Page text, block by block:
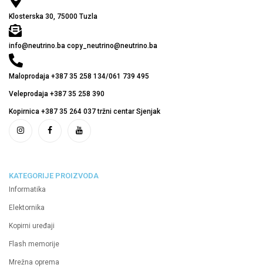
Klosterska 30, 75000 Tuzla
info@neutrino.ba copy_neutrino@neutrino.ba
Maloprodaja +387 35 258 134/061 739 495
Veleprodaja +387 35 258 390
Kopirnica +387 35 264 037 tržni centar Sjenjak
KATEGORIJE PROIZVODA
Informatika
Elektornika
Kopirni uređaji
Flash memorije
Mrežna oprema